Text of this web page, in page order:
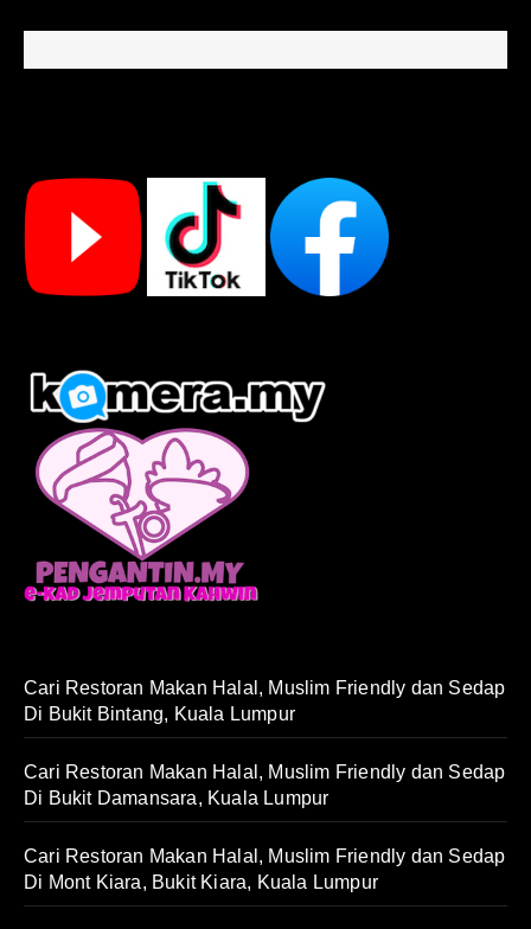
Cari Restoran Makan Halal, Muslim Friendly dan Sedap
Di Bukit Bintang, Kuala Lumpur
Cari Restoran Makan Halal, Muslim Friendly dan Sedap
Di Bukit Damansara, Kuala Lumpur
Cari Restoran Makan Halal, Muslim Friendly dan Sedap
Di Mont Kiara, Bukit Kiara, Kuala Lumpur